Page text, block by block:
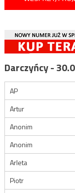
Darczyńcy -
AP
Artur
Anonim
Anonim
Arleta
Piotr